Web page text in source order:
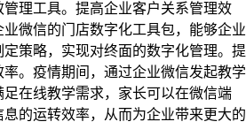
理工具。提高企业客户关系管理效
微信的门店数字化工具包，能够企业
策略，实现对终面的数字化管理。提
。疫情期间，通过企业微信发起教学
在线教学需求，家长可以在微信端
的运转效率，从而为企业带来更大的